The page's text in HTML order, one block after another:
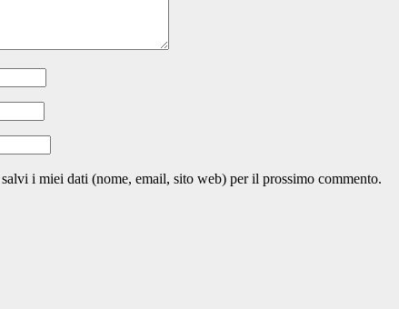
i miei dati (nome, email, sito web) per il prossimo commento.